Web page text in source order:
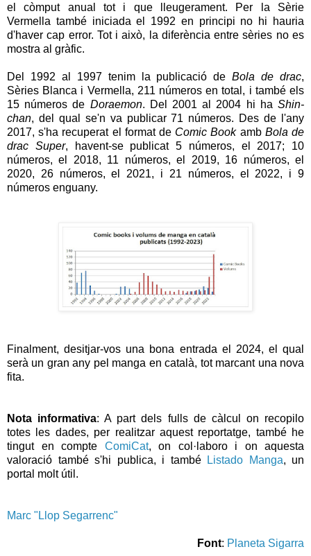
el còmput anual tot i que lleugerament. Per la Sèrie
Vermella també iniciada el 1992 en principi no hi hauria
d'haver cap error. Tot i això, la diferència entre sèries no es
mostra al gràfic.
Del 1992 al 1997 tenim la publicació deBola de drac,
Sèries Blanca i Vermella, 211 números en total, i també els
15 números de Doraemon. Del 2001 al 2004 hi haShin-
chan, del qual se'n va publicar 71 números. Des de l'any
2017, s'ha recuperat el format de Comic Bookamb Bola de
drac Super, havent-se publicat 5 números, el 2017; 10
números, el 2018, 11 números, el 2019, 16 números, el
2020, 26 números, el 2021, i 21 números, el 2022, i 9
números enguany.
Finalment, desitjar-vos una bona entrada el 2024, el qual
serà un gran any pel manga en català, tot marcant una nova
fita.
Nota informativa: A part dels fulls de càlcul on recopilo
totes les dades, per realitzar aquest reportatge, també he
tingut en compte ComiCat, on col·laboro i on aquesta
valoració també s'hi publica, i també
Listado Manga, un
portal molt útil.
Marc "Llop Segarrenc"
Font: Planeta Sigarra